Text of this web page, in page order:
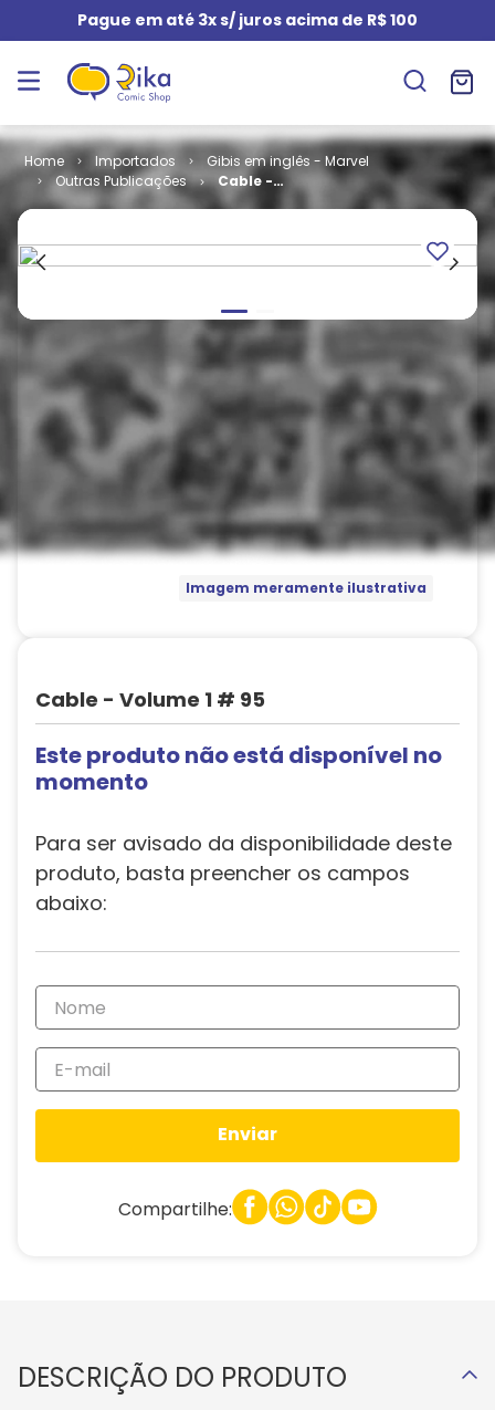
Pague em até 3x s/ juros acima de R$ 100
Importados
Gibis em inglês - Marvel
Outras Publicações
Cable -
Volume 1 # 95
Imagem meramente ilustrativa
Cable - Volume 1 # 95
Este produto não está disponível no
momento
Para ser avisado da disponibilidade deste
produto, basta preencher os campos
abaixo:
Enviar
Compartilhe:
DESCRIÇÃO DO PRODUTO